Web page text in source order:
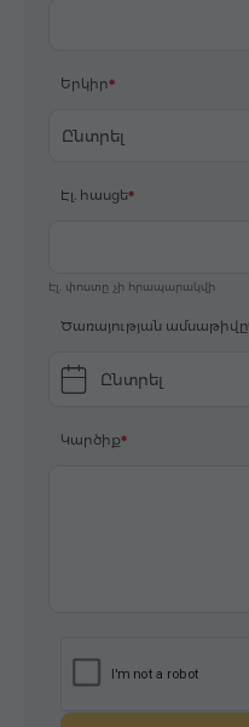
Երկիր
Ընտրել
Էլ. հասցե
Էլ. փոստը չի հրապարակվի
Ծառայության ամսաթիվը
Ընտրել
Կարծիք